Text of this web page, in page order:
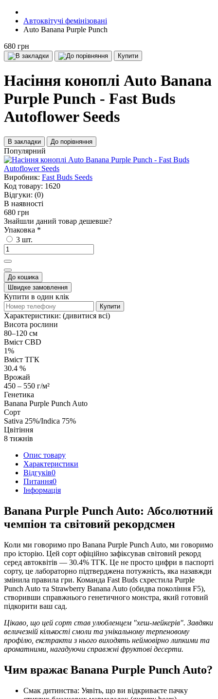
Автоквітучі фемінізовані
Auto Banana Purple Punch
680 грн
Купити
Насіння коноплі Auto Banana
Purple Punch - Fast Buds
Autoflower Seeds
В закладки До порівняння
Популярний
Виробник: Fast Buds Seeds
Код товару: 1620
Відгуки: (0)
В наявності
680 грн
Знайшли даний товар дешевше?
Упаковка *
3 шт.
До кошика
Швидке замовлення
Купити в один клік
Купити
Характеристики: (дивитися всі)
Висота рослини
80–120 см
Вміст CBD
1%
Вміст ТГК
30.4 %
Врожай
450 – 550 г/м²
Генетика
Banana Purple Punch Auto
Сорт
Sativa 25%/Indica 75%
Цвітіння
8 тижнів
Опис товару
Характеристики
Відгуків0
Питання0
Iнформація
Banana Purple Punch Auto: Абсолютний
чемпіон та світовий рекордсмен
Коли ми говоримо про Banana Purple Punch Auto, ми говоримо
про історію. Цей сорт офіційно зафіксував світовий рекорд
серед автоквітів — 30.4% ТГК. Це не просто цифри в паспорті
сорту, це лабораторно підтверджена потужність, яка назавжди
змінила правила гри. Команда Fast Buds схрестила Purple
Punch Auto та Strawberry Banana Auto (обидва покоління F5),
створивши справжнього генетичного монстра, який готовий
підкорити ваш сад.
Цікаво, що цей сорт став улюбленцем "хеш-мейкерів". Завдяки
величезній кількості смоли та унікальному терпеновому
профілю, екстракти з нього виходять неймовірно липкими та
ароматними, нагадуючи справжні фруктові десерти.
Чим вражає Banana Purple Punch Auto?
Смак дитинства: Уявіть, що ви відкриваєте пачку